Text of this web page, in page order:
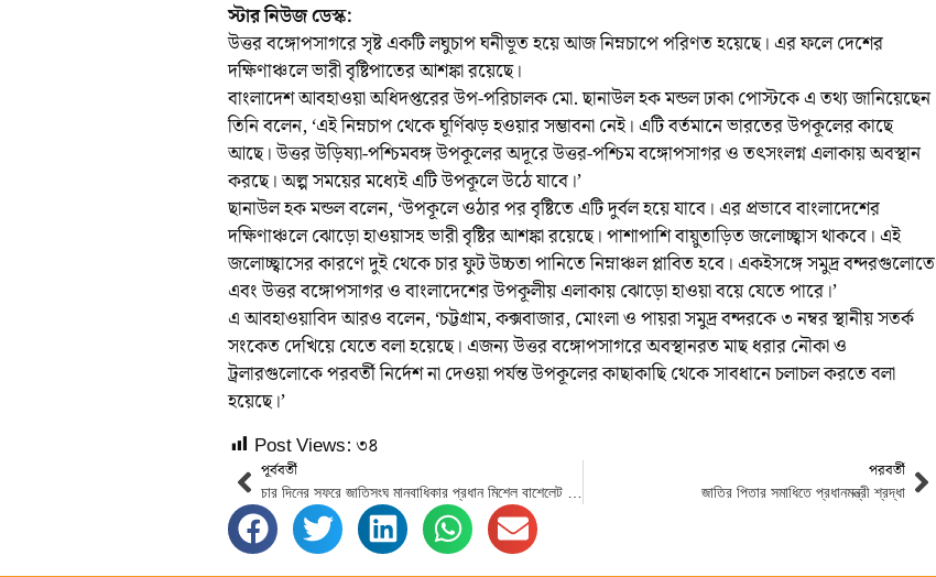
স্টার নিউজ ডেস্ক:
উত্তর বঙ্গোপসাগরে সৃষ্ট একটি লঘুচাপ ঘনীভূত হয়ে আজ নিম্নচাপে পরিণত হয়েছে। এর ফলে দেশের
দক্ষিণাঞ্চলে ভারী বৃষ্টিপাতের আশঙ্কা রয়েছে।
বাংলাদেশ আবহাওয়া অধিদপ্তরের উপ-পরিচালক মো. ছানাউল হক মন্ডল ঢাকা পোস্টকে এ তথ্য জানিয়েছেন
তিনি বলেন, ‘এই নিম্নচাপ থেকে ঘূর্ণিঝড় হওয়ার সম্ভাবনা নেই। এটি বর্তমানে ভারতের উপকূলের কাছে
আছে। উত্তর উড়িষ্যা-পশ্চিমবঙ্গ উপকূলের অদূরে উত্তর-পশ্চিম বঙ্গোপসাগর ও তৎসংলগ্ন এলাকায় অবস্থান
করছে। অল্প সময়ের মধ্যেই এটি উপকূলে উঠে যাবে।’
ছানাউল হক মন্ডল বলেন, ‘উপকূলে ওঠার পর বৃষ্টিতে এটি দুর্বল হয়ে যাবে। এর প্রভাবে বাংলাদেশের
দক্ষিণাঞ্চলে ঝোড়ো হাওয়াসহ ভারী বৃষ্টির আশঙ্কা রয়েছে। পাশাপাশি বায়ুতাড়িত জলোচ্ছ্বাস থাকবে। এই
জলোচ্ছ্বাসের কারণে দুই থেকে চার ফুট উচ্চতা পানিতে নিম্নাঞ্চল প্লাবিত হবে। একইসঙ্গে সমুদ্র বন্দরগুলোতে
এবং উত্তর বঙ্গোপসাগর ও বাংলাদেশের উপকূলীয় এলাকায় ঝোড়ো হাওয়া বয়ে যেতে পারে।’
এ আবহাওয়াবিদ আরও বলেন, ‘চট্টগ্রাম, কক্সবাজার, মোংলা ও পায়রা সমুদ্র বন্দরকে ৩ নম্বর স্থানীয় সতর্ক
সংকেত দেখিয়ে যেতে বলা হয়েছে। এজন্য উত্তর বঙ্গোপসাগরে অবস্থানরত মাছ ধরার নৌকা ও
ট্রলারগুলোকে পরবর্তী নির্দেশ না দেওয়া পর্যন্ত উপকূলের কাছাকাছি থেকে সাবধানে চলাচল করতে বলা
হয়েছে।’
Post Views:৩৪
পূর্ববর্তী পরবর্তী
জাতির পিতার সমাধিতে প্রধানমন্ত্রী শ্রদ্ধা